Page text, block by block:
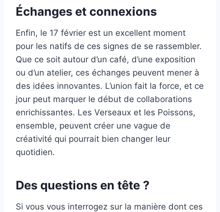
Échanges et connexions
Enfin, le 17 février est un excellent moment
pour les natifs de ces signes de se rassembler.
Que ce soit autour d’un café, d’une exposition
ou d’un atelier, ces échanges peuvent mener à
des idées innovantes. L’union fait la force, et ce
jour peut marquer le début de collaborations
enrichissantes. Les Verseaux et les Poissons,
ensemble, peuvent créer une vague de
créativité qui pourrait bien changer leur
quotidien.
Des questions en tête ?
Si vous vous interrogez sur la manière dont ces